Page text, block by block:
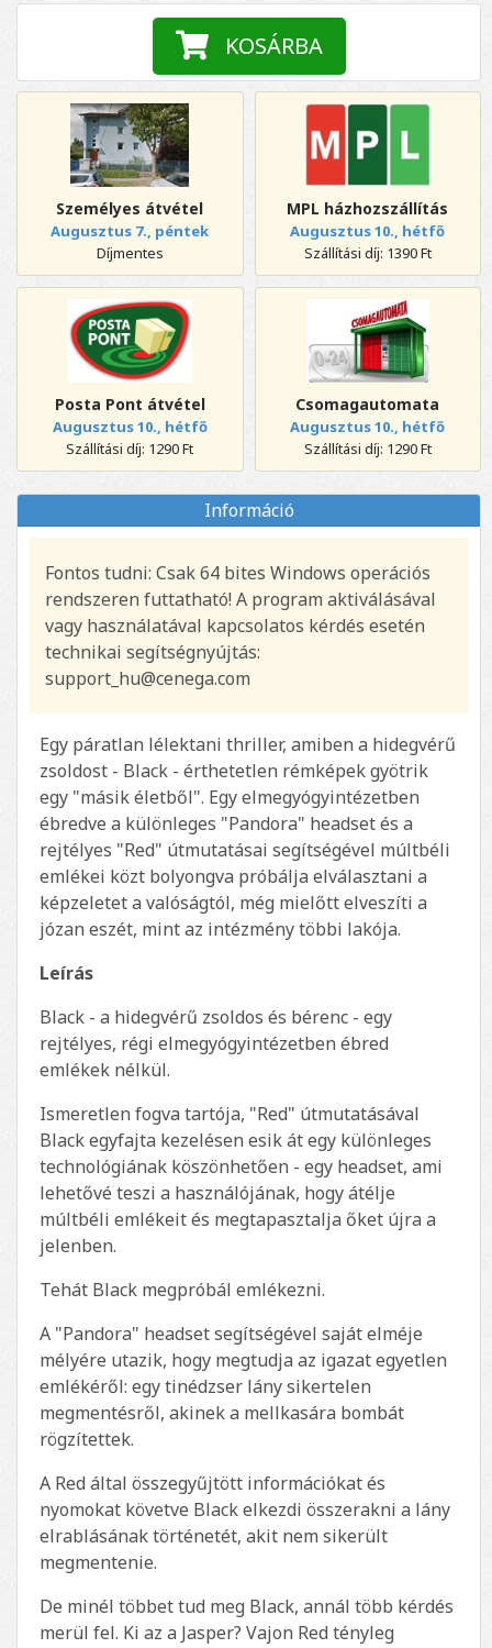
KOSÁRBA
Személyes átvétel
Augusztus 7., péntek
Díjmentes
MPL házhozszállítás
Augusztus 10., hétfő
Szállítási díj: 1390 Ft
Posta Pont átvétel
Augusztus 10., hétfő
Szállítási díj: 1290 Ft
Csomagautomata
Augusztus 10., hétfő
Szállítási díj: 1290 Ft
Információ
Fontos tudni: Csak 64 bites Windows operációs
rendszeren futtatható! A program aktiválásával
vagy használatával kapcsolatos kérdés esetén
technikai segítségnyújtás:
support_hu@cenega.com
Egy páratlan lélektani thriller, amiben a hidegvérű
zsoldost - Black - érthetetlen rémképek gyötrik
egy "másik életből". Egy elmegyógyintézetben
ébredve a különleges "Pandora" headset és a
rejtélyes "Red" útmutatásai segítségével múltbéli
emlékei közt bolyongva próbálja elválasztani a
képzeletet a valóságtól, még mielőtt elveszíti a
józan eszét, mint az intézmény többi lakója.
Leírás
Black - a hidegvérű zsoldos és bérenc - egy
rejtélyes, régi elmegyógyintézetben ébred
emlékek nélkül.
Ismeretlen fogva tartója, "Red" útmutatásával
Black egyfajta kezelésen esik át egy különleges
technológiának köszönhetően - egy headset, ami
lehetővé teszi a használójának, hogy átélje
múltbéli emlékeit és megtapasztalja őket újra a
jelenben.
Tehát Black megpróbál emlékezni.
A "Pandora" headset segítségével saját elméje
mélyére utazik, hogy megtudja az igazat egyetlen
emlékéről: egy tinédzser lány sikertelen
megmentésről, akinek a mellkasára bombát
rögzítettek.
A Red által összegyűjtött információkat és
nyomokat követve Black elkezdi összerakni a lány
elrablásának történetét, akit nem sikerült
megmentenie.
De minél többet tud meg Black, annál több kérdés
merül fel. Ki az a Jasper? Vajon Red tényleg